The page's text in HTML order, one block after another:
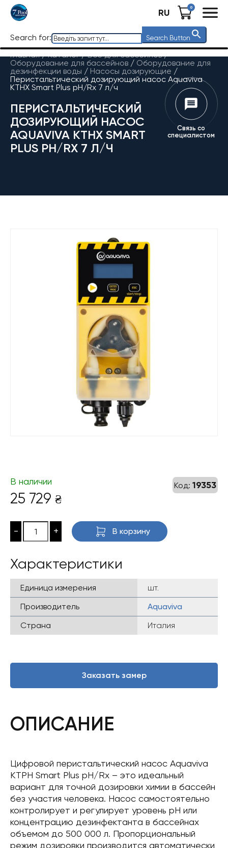
RU 0
Search for: Search Button
Главная / Каталог/Все для бассейнов/
Оборудование для бассейнов / Оборудование для
дезинфекции воды / Насосы дозирующие /
Перистальтический дозирующий насос Aquaviva
KTHX Smart Plus pH/Rx 7 л/ч
ПЕРИСТАЛЬТИЧЕСКИЙ
ДОЗИРУЮЩИЙ НАСОС
AQUAVIVA KTHX SMART
PLUS PH/RX 7 Л/Ч
Связь со
специалистом
Код: 19353
В наличии
25 729 ₴
- + В корзину
Характеристики
Единица измерения
шт.
Производитель
Aquaviva
Страна
Италия
Заказать замер
ОПИСАНИЕ
Цифровой перистальтический насос Aquaviva
KTPH Smart Plus pH/Rx – это идеальный
вариант для точной дозировки химии в бассейн
без участия человека. Насос самостоятельно
контролирует и регулирует уровень pH или
концентрацию дезинфектанта в бассейнах
объемом до 500 000 л. Пропорциональный
режим дозировки производится автоматически